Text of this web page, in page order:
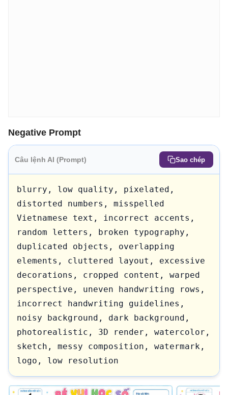
Negative Prompt
Câu lệnh AI (Prompt) Sao chép
blurry, low quality, pixelated,
distorted numbers, misspelled
Vietnamese text, incorrect accents,
random letters, broken typography,
duplicated objects, overlapping
elements, cluttered layout, excessive
decorations, cropped content, warped
perspective, uneven handwriting rows,
incorrect handwriting guidelines,
noisy background, dark background,
photorealistic, 3D render, watercolor,
sketch, messy composition, watermark,
logo, low resolution